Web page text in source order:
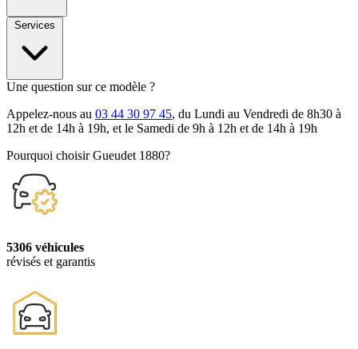
Services
Une question sur ce modèle ?
Appelez-nous au 03 44 30 97 45, du Lundi au Vendredi de 8h30 à
12h et de 14h à 19h, et le Samedi de 9h à 12h et de 14h à 19h
Pourquoi choisir Gueudet 1880?
5306 véhicules
révisés et garantis